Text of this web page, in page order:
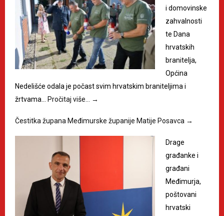
i domovinske
zahvalnosti
te Dana
hrvatskih
branitelja,
Općina
Nedelišće odala je počast svim hrvatskim braniteljima i
žrtvama…
Pročitaj više… →
Čestitka župana Međimurske županije Matije Posavca →
Drage
građanke i
građani
Međimurja,
poštovani
hrvatski